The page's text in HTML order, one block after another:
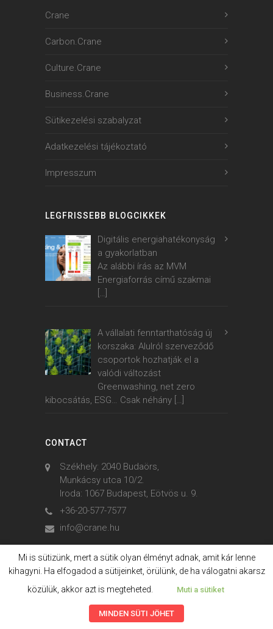
Crane
Carbon.Crane
Culture.Crane
Business.Crane
Sütikezelési szabalyzat
Adatkezelési tájékoztató
Impresszum
LEGFRISSEBB BLOGCIKKEK
Digitális energiahatékonyság
a gyakorlatban
Az alábbi írás az MVM
Energiaforrás című szakmai
A vállalati fenntarthatóság új
korszaka: Alulról szerveződő
csoportok hozhatják el a
valódi változást
Greenwashing, net zero
kibocsátás, ESG… Csak néhány […]
CONTACT
Székhely: 2040 Budaörs,
Munkácsy utca 10/2.
Iroda: 1067 Budapest, Eötvös u. 9.
+36-20-577-7577
info@crane.hu
© 2006. - 2023. Crane International
Mi is sütizünk, mert a sütik olyan élményt adnak, amit kár lenne
kihagyni. Ha elfogadod a sütijeinket, örülünk, de ha válogatni akarsz
közülük, akkor azt is megteheted.
Muti a sütiket
MINDEN SÜTI JÖHET